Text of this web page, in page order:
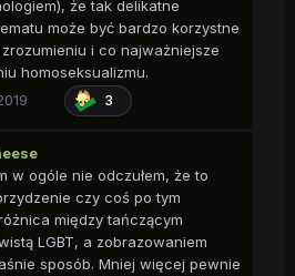
że tak delikatne
może być bardzo korzystne
i co najważniejsze
homoseksualizmu.
3
w ogóle nie odczułem, że to
czy coś po tym
między tańczącym
LGBT, a zobrazowaniem
sposób. Mniej więcej pewnie